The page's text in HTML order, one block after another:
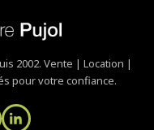
2002. Vente | Location |
pour votre confiance.